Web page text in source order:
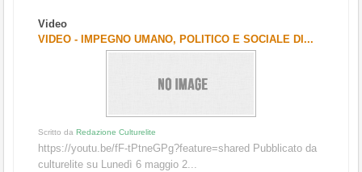
Video
VIDEO - IMPEGNO UMANO, POLITICO E SOCIALE DI...
Scritto da Redazione Culturelite
https://youtu.be/fF-tPtneGPg?feature=shared Pubblicato da
culturelite su Lunedì 6 maggio 2...